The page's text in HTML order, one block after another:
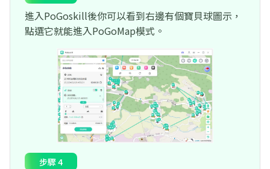
進入PoGoskill後你可以看到右邊有個寶貝球圖示，
點選它就能進入PoGoMap模式。
步驟 4